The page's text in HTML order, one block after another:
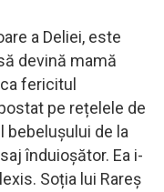
a Deliei, este
devină mamă
fericitul
pe rețelele de
bebelușului de la
înduioșător. Ea i-
Soția lui Rareș